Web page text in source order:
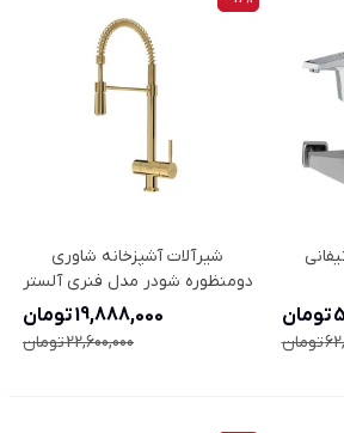
شیرآلات آشپزخانه شاوری
دومنظوره شودر مدل فنری آلستر
19,888,000 تومان
22,600,000 تومان